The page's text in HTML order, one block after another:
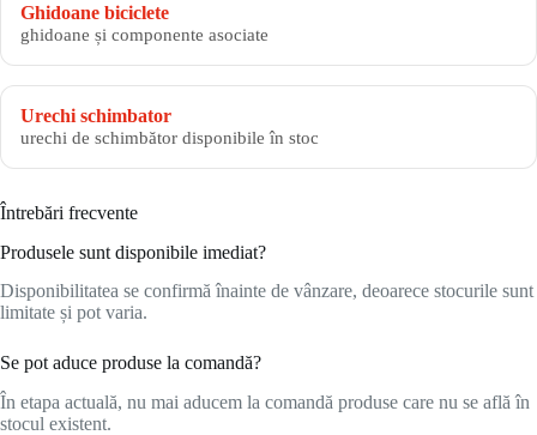
Ghidoane biciclete
ghidoane și componente asociate
Urechi schimbator
urechi de schimbător disponibile în stoc
Întrebări frecvente
Produsele sunt disponibile imediat?
Disponibilitatea se confirmă înainte de vânzare, deoarece stocurile sunt
limitate și pot varia.
Se pot aduce produse la comandă?
În etapa actuală, nu mai aducem la comandă produse care nu se află în
stocul existent.